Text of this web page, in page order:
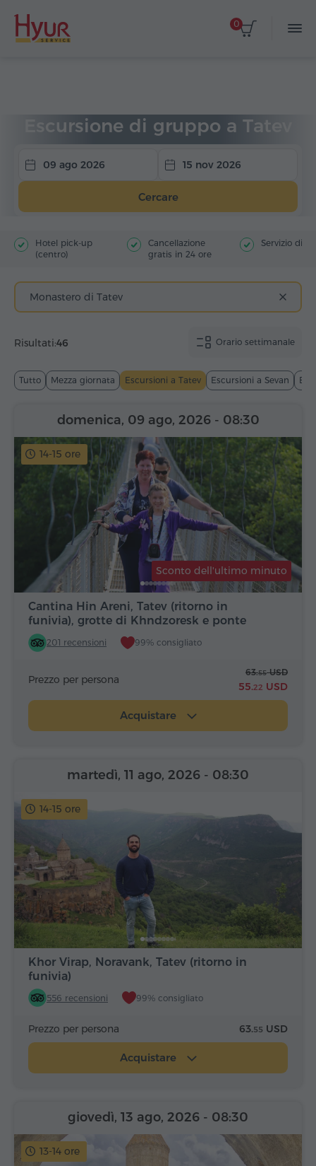
0
Escursione di gruppo a Tatev
09 ago 2026 15 nov 2026
Cercare
Hotel pick-up
(centro)
Cancellazione
gratis in 24 ore
Servizio di
Monastero di Tatev
Orario settimanale
Risultati:46
Tutto Mezza giornata Escursioni a Tatev Escursioni a Sevan
14-15 ore
Cantina Hin Areni, Tatev (ritorno in
funivia), grotte di Khndzoresk e ponte
Sconto dell'ultimo minuto
201 recensioni 99% consigliato
domenica, 09 ago, 2026 - 08:30
Prezzo per persona
63.55USD
55.22 USD
Acquistare
14-15 ore
Khor Virap, Noravank, Tatev (ritorno in
funivia)
556 recensioni 99% consigliato
martedì, 11 ago, 2026 - 08:30
Prezzo per persona 63.55 USD
Acquistare
13-14 ore
giovedì, 13 ago, 2026 - 08:30